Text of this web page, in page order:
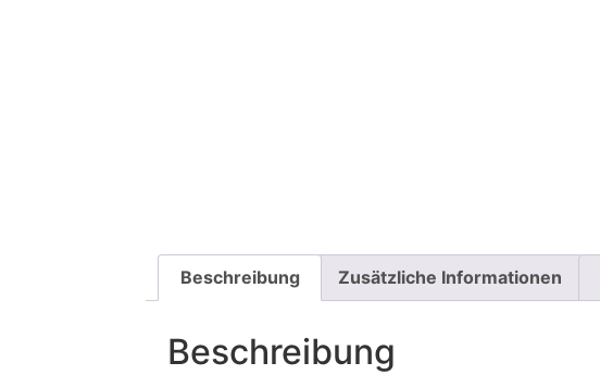
Beschreibung Zusätzliche Informationen
Beschreibung